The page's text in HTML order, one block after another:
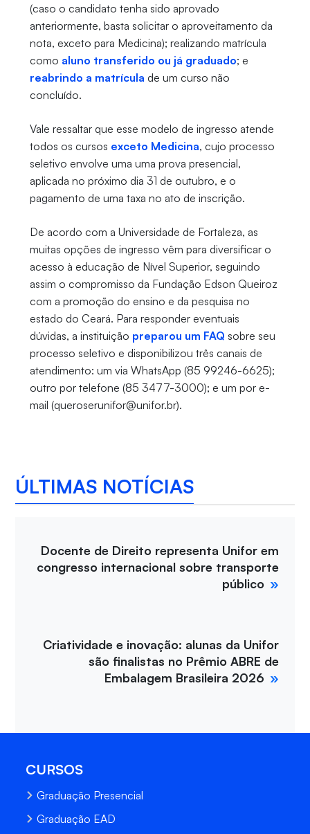
(caso o candidato tenha sido aprovado
anteriormente, basta solicitar o aproveitamento da
nota, exceto para Medicina); realizando matrícula
como aluno transferido ou já graduado; e
reabrindo a matrícula de um curso não
concluído.
Vale ressaltar que esse modelo de ingresso atende
todos os cursos exceto Medicina, cujo processo
seletivo envolve uma uma prova presencial,
aplicada no próximo dia 31 de outubro, e o
pagamento de uma taxa no ato de inscrição.
De acordo com a Universidade de Fortaleza, as
muitas opções de ingresso vêm para diversificar o
acesso à educação de Nível Superior, seguindo
assim o compromisso da Fundação Edson Queiroz
com a promoção do ensino e da pesquisa no
estado do Ceará. Para responder eventuais
dúvidas, a instituição preparou um FAQ sobre seu
processo seletivo e disponibilizou três canais de
atendimento: um via WhatsApp (85 99246-6625);
outro por telefone (85 3477-3000); e um por e-
mail (queroserunifor@unifor.br).
ÚLTIMAS NOTÍCIAS
Docente de Direito representa Unifor em
congresso internacional sobre transporte
público
Criatividade e inovação: alunas da Unifor
são finalistas no Prêmio ABRE de
Embalagem Brasileira 2026
CURSOS
Graduação Presencial
Graduação EAD